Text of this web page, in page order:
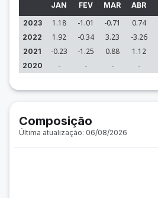
JAN FEV MAR ABR
2023
1.18 -1.01 -0.71 0.74
2022 1.92 -0.34 3.23 -3.26
2021 -0.23 -1.25 0.88 1.12
2020 - - - -
Composição
Última atualização: 06/08/2026